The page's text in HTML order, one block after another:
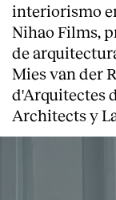
interiorismo
Nihao Films,
de
Mies van der
d'Arquitectes
Architects y